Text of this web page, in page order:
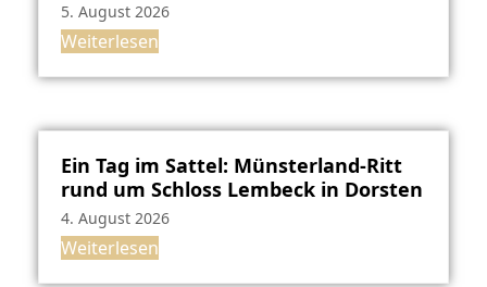
5. August 2026
Weiterlesen
Ein Tag im Sattel: Münsterland-Ritt
rund um Schloss Lembeck in Dorsten
4. August 2026
Weiterlesen